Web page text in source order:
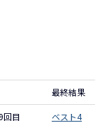
最終結果
回目
ベスト4